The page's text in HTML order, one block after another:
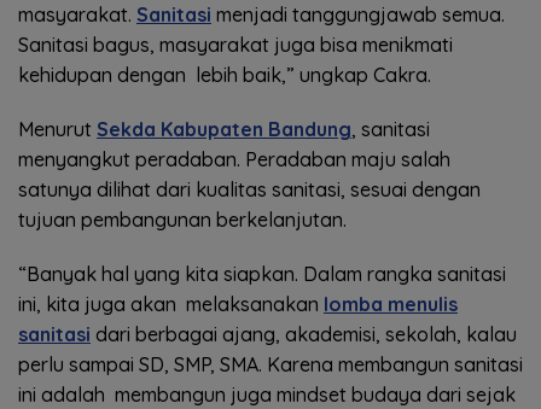
masyarakat. Sanitasi menjadi tanggungjawab semua.
Sanitasi bagus, masyarakat juga bisa menikmati
kehidupan dengan lebih baik,” ungkap Cakra.
Menurut Sekda Kabupaten Bandung , sanitasi
menyangkut peradaban. Peradaban maju salah
satunya dilihat dari kualitas sanitasi, sesuai dengan
tujuan pembangunan berkelanjutan.
“Banyak hal yang kita siapkan. Dalam rangka sanitasi
ini, kita juga akan melaksanakan lomba menulis
sanitasi dari berbagai ajang, akademisi, sekolah, kalau
perlu sampai SD, SMP, SMA. Karena membangun sanitasi
ini adalah membangun juga mindset budaya dari sejak